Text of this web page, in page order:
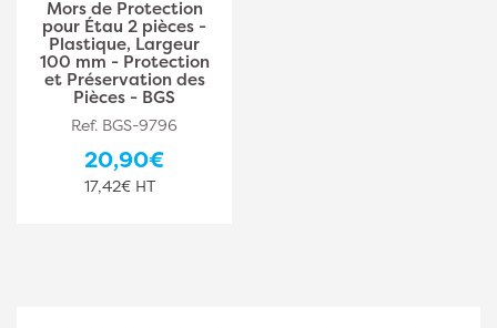
Mors de Protection
pour Étau 2 pièces -
Plastique, Largeur
100 mm - Protection
et Préservation des
Pièces - BGS
Ref. BGS-9796
20,90€
17,42€ HT